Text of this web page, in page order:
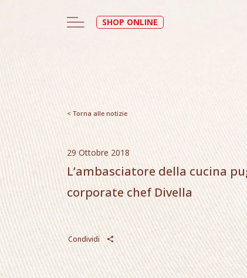
SHOP ONLINE
< Torna alle notizie
29 Ottobre 2018
L’ambasciatore della cucina
corporate chef Divella
Condividi